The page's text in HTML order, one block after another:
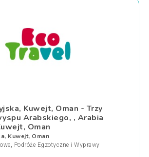
Kuwejt, Oman - Trzy
Arabskiego, , Arabia
Oman
Kuwejt, Oman
, Podróże Egzotyczne i Wyprawy